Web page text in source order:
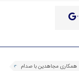
همکاری مجاهدین با صدام